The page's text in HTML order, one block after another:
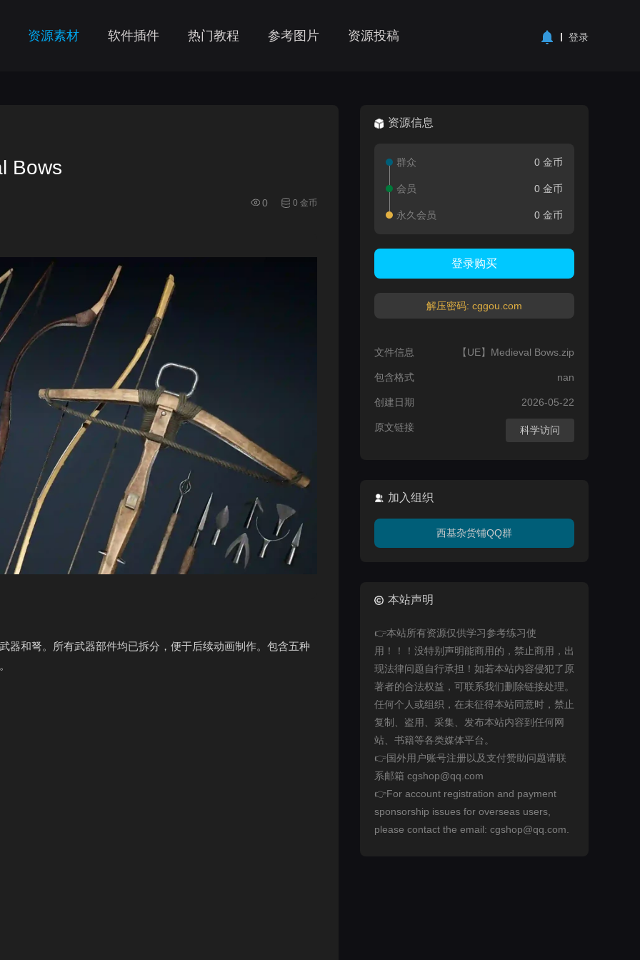
资源素材 软件插件 热门教程 参考图片 资源投稿 登录
Bows
0 0 金币
器和弩。所有武器部件均已拆分，便于后续动画制作。包含五种
资源信息
群众 0 金币
会员 0 金币
永久会员 0 金币
登录购买
解压密码: cggou.com
文件信息 【UE】Medieval Bows.zip
包含格式 nan
创建日期 2026-05-22
原文链接 科学访问
加入组织
西基杂货铺QQ群
本站声明
👉本站所有资源仅供学习参考练习使
用！！！没特别声明能商用的，禁止商用，出
现法律问题自行承担！如若本站内容侵犯了原
著者的合法权益，可联系我们删除链接处理。
任何个人或组织，在未征得本站同意时，禁止
复制、盗用、采集、发布本站内容到任何网
站、书籍等各类媒体平台。
👉国外用户账号注册以及支付赞助问题请联
系邮箱 cgshop@qq.com
👉For account registration and payment
sponsorship issues for overseas users,
please contact the email: cgshop@qq.com.